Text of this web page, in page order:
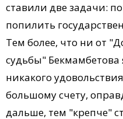
ставили две задачи:
попилить
Тем более, что ни от
судьбы"
никакого
большому счету,
дальше, тем "крепче"